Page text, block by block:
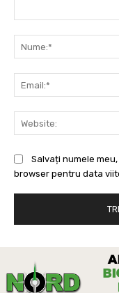
Salvați numele
browser pentru data